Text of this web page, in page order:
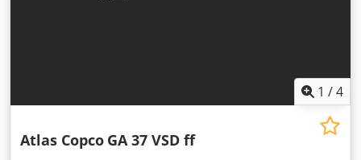
1 /4
Atlas Copco GA 37 VSD ff